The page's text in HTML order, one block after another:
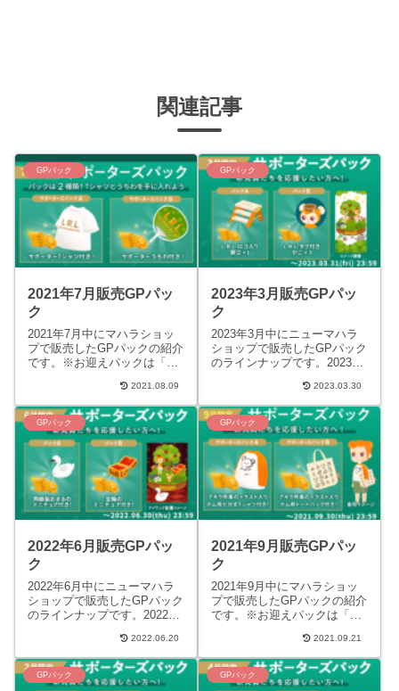
関連記事
GPパック
2021年7月販売GPパッ
ク
2021年7月中にマハラショッ
プで販売したGPパックの紹介
です。※お迎えパックは「お
ーツは含まれません。また、
リヴリーリストのように誕...
2021.08.09
GPパック
2023年3月販売GPパッ
ク
2023年3月中にニューマハラ
ショップで販売したGPパック
のラインナップです。2023年
クAパック内容480GP「L.R.L.
ロゴ入...
2023.03.30
GPパック
2022年6月販売GPパッ
ク
2022年6月中にニューマハラ
ショップで販売したGPパック
のラインナップです。2022年
クA パック内容490GP陶器製
おまるのミニ...
2022.06.20
GPパック
2021年9月販売GPパッ
ク
2021年9月中にマハラショッ
プで販売したGPパックの紹介
です。※お迎えパックは「お
ーツは含まれません。また、
リヴリーリストのように誕...
2021.09.21
GPパック GPパック